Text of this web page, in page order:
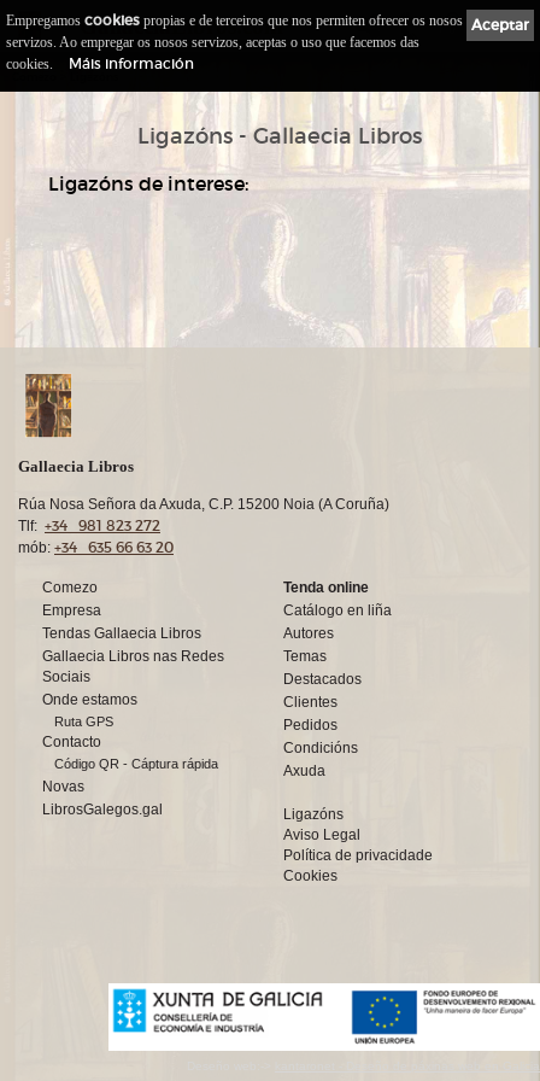
GallaeciaLibros.com 0
Ligazóns - Gallaecia Libros
Ligazóns de interese:
Gallaecia Libros
Rúa Nosa Señora da Axuda, C.P. 15200 Noia (A Coruña)
Tlf: +34 981 823 272
mób: +34 635 66 63 20
Comezo
Empresa
Tendas Gallaecia Libros
Gallaecia Libros nas Redes
Sociais
Onde estamos
Ruta GPS
Contacto
Código QR - Cáptura rápida
Novas
LibrosGalegos.gal
Tenda online
Catálogo en liña
Autores
Temas
Destacados
Clientes
Pedidos
Condicións
Axuda
Ligazóns
Aviso Legal
Política de privacidade
Cookies
Aceptar
Empregamos cookies propias e de terceiros que nos permiten ofrecer os nosos
servizos. Ao empregar os nosos servizos, aceptas o uso que facemos das
cookies.
Máis información